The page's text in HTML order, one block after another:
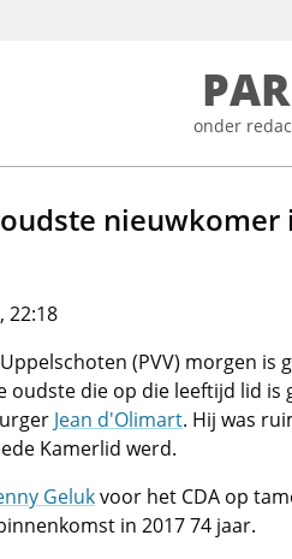
onder
nieuwkomer
22:18
(PVV) morgen is
oudste die op die leeftijd lid is
Jean d'Olimart. Hij was
Kamerlid werd.
Gelukvoor het CDA op
in 2017 74 jaar.